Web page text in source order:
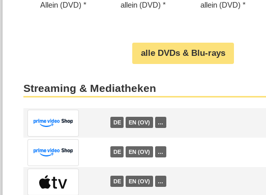
Allein (DVD)
allein (DVD)
allein (DVD)
alle DVDs & Blu-rays
Streaming & Mediatheken
DE EN (OV) …
DE EN (OV) …
DE EN (OV) …